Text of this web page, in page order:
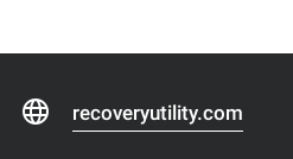
recoveryutility.com